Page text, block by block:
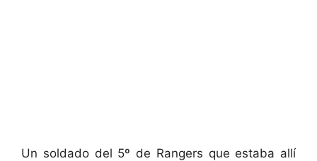
Un soldado del 5º de Rangers que estaba allí